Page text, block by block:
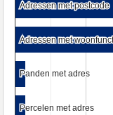
Adressen met postcode
Adressen met postcode
Adressen met
Adressen met
Panden met adres
Panden met adres
Percelen met adres
Percelen met adres